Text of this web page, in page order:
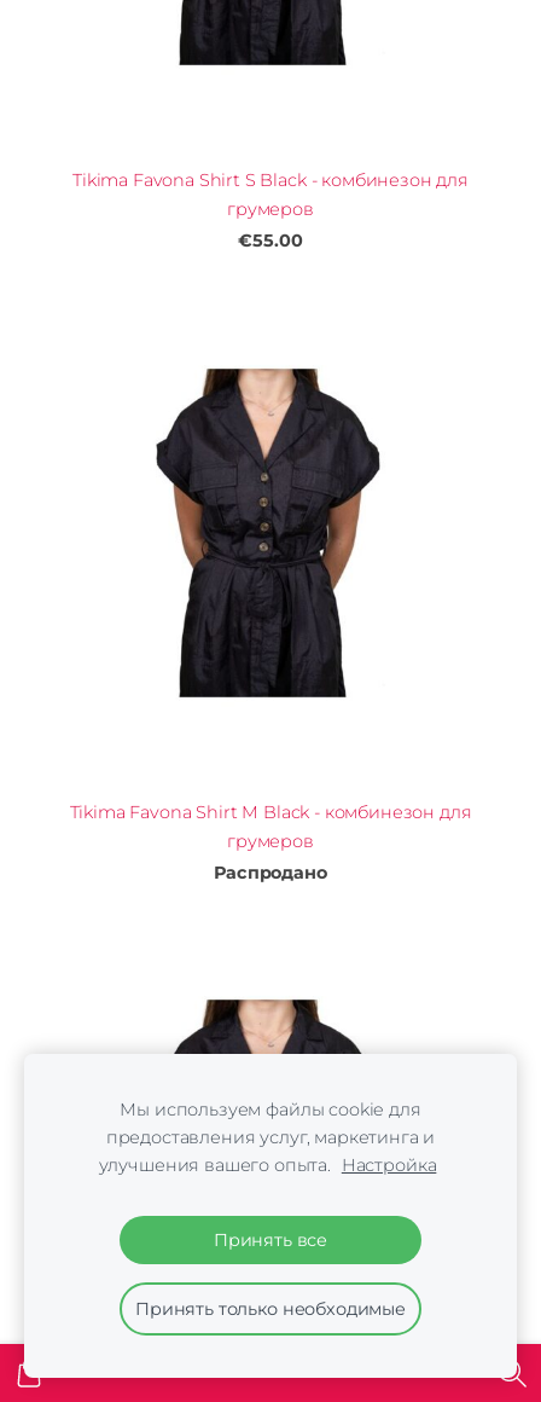
Tikima Favona Shirt S Black - комбинезон для
грумеров
€55.00
Tikima Favona Shirt M Black - комбинезон для
грумеров
Распродано
Мы используем файлы cookie для
предоставления услуг, маркетинга и
улучшения вашего опыта.
Настройка
Принять все
Принять только необходимые